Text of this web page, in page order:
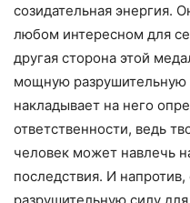
созидательная энергия.
любом интересном для
другая сторона этой
мощную разрушительную
накладывает на него
ответственности, ведь
человек может навлечь
последствия. И